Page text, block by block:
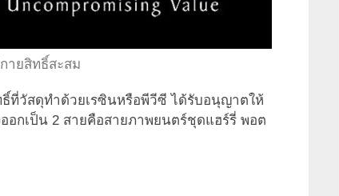
ายสิทธิ์สะสม
ธิ์ที่วัสดุทำด้วยเรซินหรือพีวีซี ได้รับอนุญาตให้
อกเป็น 2 สายคือสายภาพยนตร์ชุดแฮร์รี่ พอต